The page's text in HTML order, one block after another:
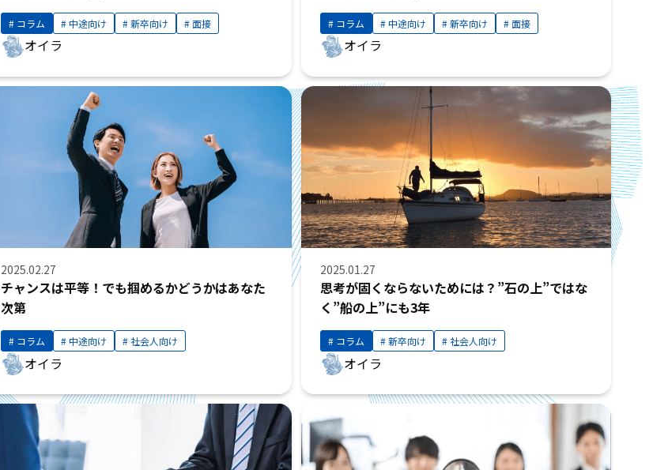
コラム 中途向け 新卒向け 面接
オイラ
コラム 中途向け 新卒向け 面接
オイラ
2025.02.27
チャンスは平等！でも掴めるかどうかはあなた
次第
コラム 中途向け 社会人向け
オイラ
2025.01.27
思考が固くならないためには？”石の上”ではな
く”船の上”にも3年
コラム 新卒向け 社会人向け
オイラ